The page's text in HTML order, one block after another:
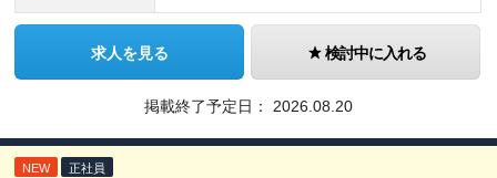
求人を見る 検討中に入れる
掲載終了予定日： 2026.08.20
NEW 正社員